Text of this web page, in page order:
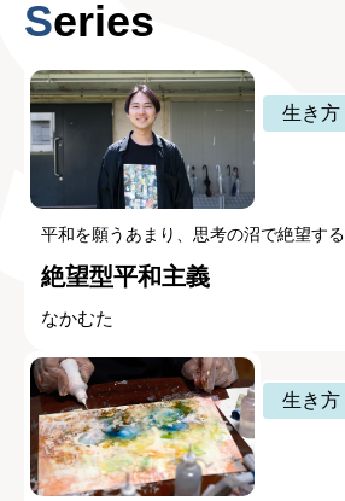
Series
生き方
平和を願うあまり、思考の沼で絶望する
絶望型平和主義
なかむた
生き方